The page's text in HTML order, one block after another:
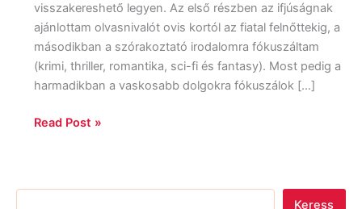
visszakereshető legyen. Az első részben az ifjúságnak
ajánlottam olvasnivalót ovis kortól az fiatal felnőttekig, a
másodikban a szórakoztató irodalomra fókuszáltam
(krimi, thriller, romantika, sci-fi és fantasy). Most pedig a
harmadikban a vaskosabb dolgokra fókuszálok […]
Read Post »
Keress